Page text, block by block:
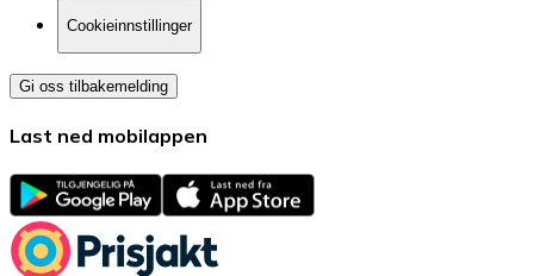
Cookieinnstillinger
Gi oss tilbakemelding
Last ned mobilappen